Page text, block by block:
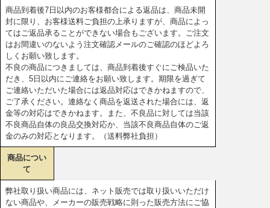
商品到着後7日以内のお客様都合による返品は、商品未開
封に限り、お客様送料ご負担の上承りますが、商品によっ
てはご返品承ることができない場合もございます。ご注文
はお間違いのないよう注文確認メールのご確認のほどよろ
しくお願い致します。
不良の商品につきましては、商品到着後すぐにご検品いた
だき、5日以内にご連絡をお願い致します。期限を過ぎて
ご連絡いただいた場合には返品対応はできかねますので、
ご了承ください。連絡なく商品を返送された場合には、返
金等の対応はできかねます。また、不良品に対しては当該
不良商品自体の良品交換対応か、当該不良商品自体のご返
金のみの対応となります。（送料弊社負担）
商品につい
て
弊社取り扱い商品には、ネット販売では取り扱いいただけ
ない商品や、メーカーの販売戦略に則った販売方法にご協